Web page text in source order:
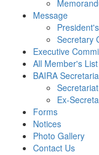
Message
Secretary
Executive
All Member's List
BAIRA
Secretariat
Ex-
Forms
Notices
Photo Gallery
Contact Us